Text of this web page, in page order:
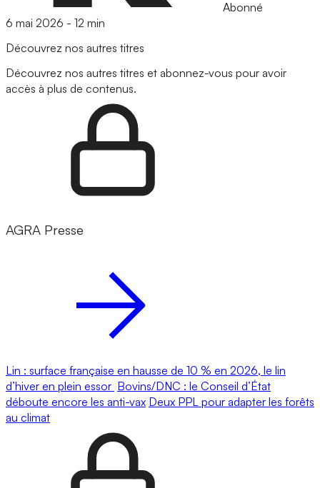
Abonné
6 mai 2026 - 12 min
Découvrez nos autres titres
Découvrez nos autres titres et abonnez-vous pour avoir
accès à plus de contenus.
AGRA Presse
Lin : surface française en hausse de 10 % en 2026, le lin
d’hiver en plein essor Bovins/DNC : le Conseil d’État
déboute encore les anti-vax Deux PPL pour adapter les forêts
au climat